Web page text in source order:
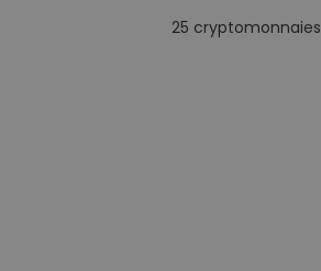
25 cryptomonnaies